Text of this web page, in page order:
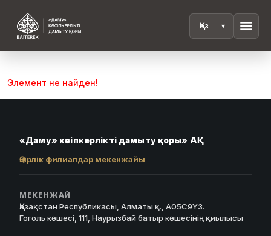
menu
Элемент не найден!
«Даму» кәсіпкерлікті дамыту қоры» АҚ
Өңірлік филиалдар мекенжайы
МЕКЕНЖАЙ
Қазақстан Республикасы, Алматы қ., A05C9Y3.
Гоголь көшесі, 111, Наурызбай батыр көшесінің қиылысы